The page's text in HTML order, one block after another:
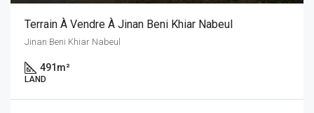
Terrain À Vendre À Jinan Beni Khiar Nabeul
Jinan Beni Khiar Nabeul
491 m²
LAND